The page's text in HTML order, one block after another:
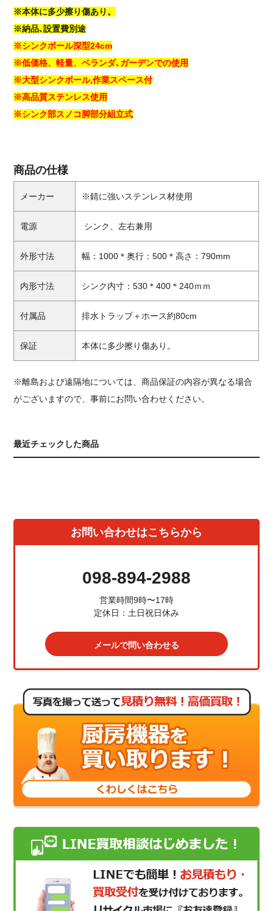
※本体に多少擦り傷あり。
※納品､設置費別途
※シンクボール深型24cm
※低価格、軽量、ベランダ､ガーデンでの使用
※大型シンクボール,作業スペース付
※高品質ステンレス使用
※シンク部スノコ脚部分組立式
商品の仕様
メーカー ※錆に強いステンレス材使用
電源 シンク、左右兼用
外形寸法 幅：1000＊奥行：500＊高さ：790mm
内形寸法 シンク内寸：530＊400＊240ｍｍ
付属品 排水トラップ＋ホース約80cm
保証 本体に多少擦り傷あり。
※離島および遠隔地については、商品保証の内容が異なる場合
がございますので、事前にお問い合わせください。
最近チェックした商品
お問い合わせはこちらから
098-894-2988
営業時間9時〜17時
定休日：土日祝日休み
メールで問い合わせる